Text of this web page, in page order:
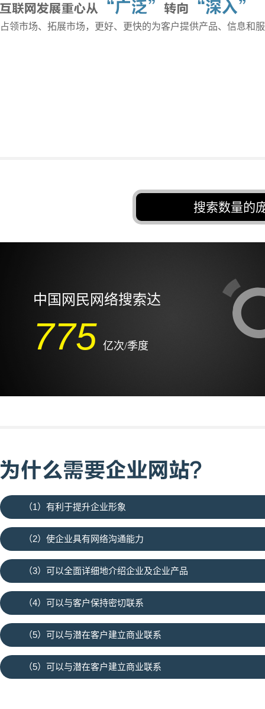
占领市场、拓展市场，更好、更快的为客户提供产品、信息和
搜索数量的
中国网民网络搜索达
775 亿次/季度
（1）有利于提升企业形象
（2）使企业具有网络沟通能力
（3）可以全面详细地介绍企业及企业产品
（4）可以与客户保持密切联系
（5）可以与潜在客户建立商业联系
（5）可以与潜在客户建立商业联系